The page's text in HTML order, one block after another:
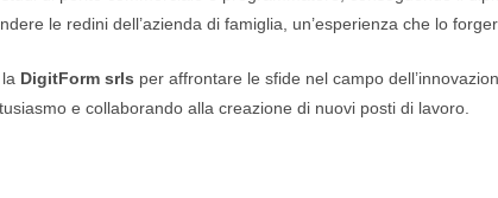
le redini dell’azienda di famiglia, un’esperienza che lo
DigitForm srls per affrontare le sfide nel campo
e collaborando alla creazione di nuovi posti di lavoro.